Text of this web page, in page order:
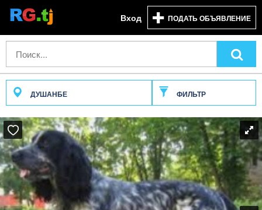
Вход ПОДАТЬ ОБЪЯВЛЕНИЕ
ДУШАНБЕ ФИЛЬТР